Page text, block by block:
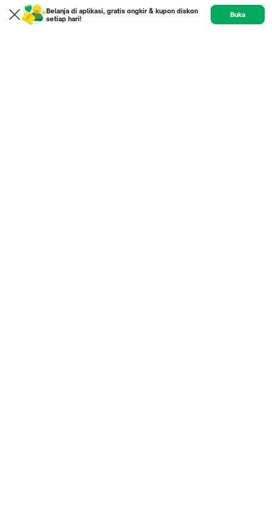
Belanja di aplikasi, gratis ongkir & kupon diskon
setiap hari!
Buka